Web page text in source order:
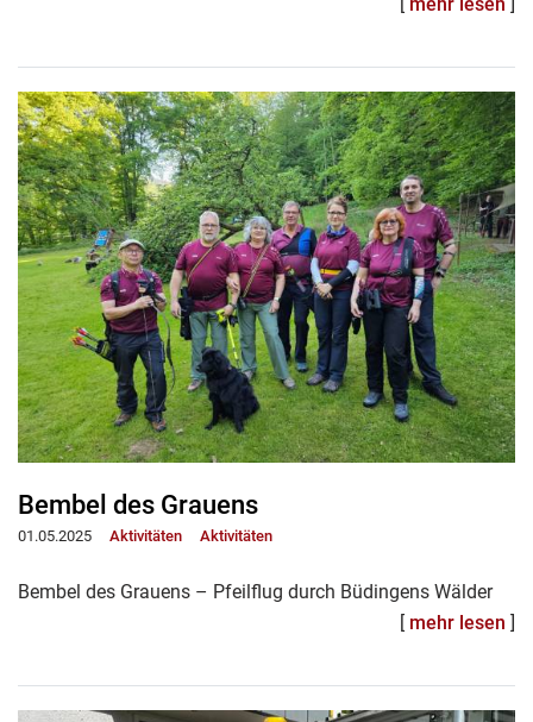
Bembel des Grauens
01.05.2025 Aktivitäten Aktivitäten
Bembel des Grauens – Pfeilflug durch Büdingens Wälder
[ mehr lesen ]